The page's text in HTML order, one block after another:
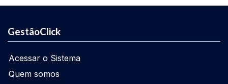
GestãoClick
Acessar o Sistema
Quem somos